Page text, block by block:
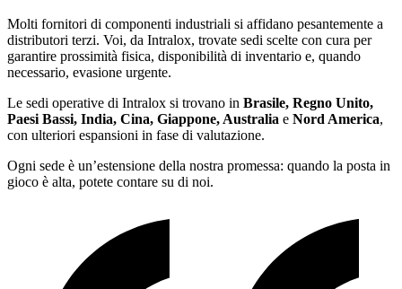
Molti fornitori di componenti industriali si affidano pesantemente a
distributori terzi. Voi, da Intralox, trovate sedi scelte con cura per
garantire prossimità fisica, disponibilità di inventario e, quando
necessario, evasione urgente.
Le sedi operative di Intralox si trovano in Brasile, Regno Unito,
Paesi Bassi, India, Cina, Giappone, Australia e Nord America,
con ulteriori espansioni in fase di valutazione.
Ogni sede è un’estensione della nostra promessa: quando la posta in
gioco è alta, potete contare su di noi.